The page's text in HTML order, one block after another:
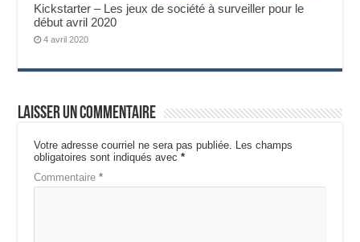
Kickstarter – Les jeux de société à surveiller pour le
début avril 2020
4 avril 2020
Laisser un commentaire
Votre adresse courriel ne sera pas publiée. Les champs
obligatoires sont indiqués avec*
Commentaire*